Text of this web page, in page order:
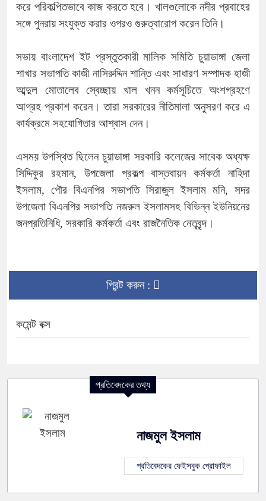
করে পরিকল্পিতভাবে কাজ করতে হবে। খালগুলোকে নদীর প্রবাহের
সঙ্গে পুনরায় সংযুক্ত করার ওপরও গুরুত্বারোপ করেন তিনি।
সভায় বাংলাদেশ ইট প্রস্তুতকারী মালিক সমিতি চুয়াডাঙ্গা জেলা
শাখার সভাপতি কাজী নাসিরুদ্দিন শান্তি এবং সাধারণ সম্পাদক হাজী
আব্দুল মোতালেব স্বেচ্ছায় খাল খনন কর্মসূচিতে অংশগ্রহণে
আগ্রহ প্রকাশ করেন। তারা সরকারের নীতিমালা অনুসরণ করে এ
কার্যক্রমে সহযোগিতার আশ্বাস দেন।
এসময় উপস্থিত ছিলেন চুয়াডাঙ্গা সরকারি কলেজের সাবেক অধ্যক্ষ
সিদ্দিকুর রহমান, উপজেলা প্রকল্প বাস্তবায়ন কর্মকর্তা নাহিদা
ইসলাম, পৌর বিএনপির সভাপতি সিরাজুল ইসলাম মনি, সদর
উপজেলা বিএনপির সভাপতি নজরুল ইসলামসহ বিভিন্ন ইউনিয়নের
জনপ্রতিনিধি, সরকারি কর্মকর্তা এবং রাজনৈতিক নেতৃবৃন্দ।
প্রিন্ট করুন :
কমেন্ট বক্স
প্রতিবেদকের তথ্য
নাজমুল ইসলাম
প্রতিবেদকের ফেইসবুক প্রোফাইল